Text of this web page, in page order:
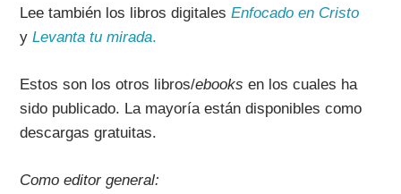
Lee también los libros digitalesEnfocado en Cristo
yLevanta tu mirada.
Estos son los otros libros/ebooks en los cuales ha
sido publicado. La mayoría están disponibles como
descargas gratuitas.
Como editor general: